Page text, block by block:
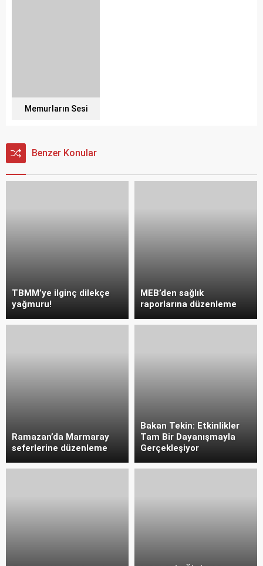
Memurların Sesi
Benzer Konular
TBMM’ye ilginç dilekçe
yağmuru!
MEB’den sağlık
raporlarına düzenleme
Ramazan’da Marmaray
seferlerine düzenleme
Bakan Tekin: Etkinlikler
Tam Bir Dayanışmayla
Gerçekleşiyor